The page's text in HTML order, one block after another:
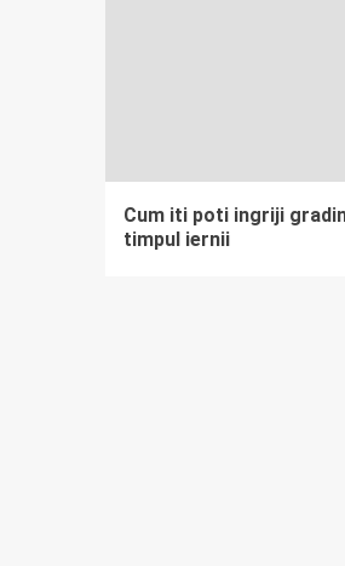
Cum iti poti ingriji
timpul iernii